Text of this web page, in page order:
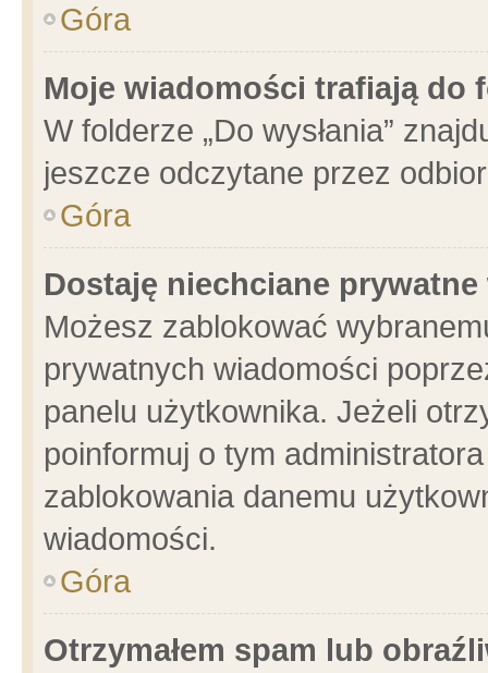
Góra
Moje wiadomości trafiają do
W folderze „Do wysłania”
jeszcze odczytane przez
Góra
Dostaję niechciane
Możesz zablokować
prywatnych wiadomości
panelu użytkownika. Jeżeli
poinformuj o tym
zablokowania danemu
wiadomości.
Góra
Otrzymałem spam lub